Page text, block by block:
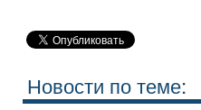
Новости по теме: